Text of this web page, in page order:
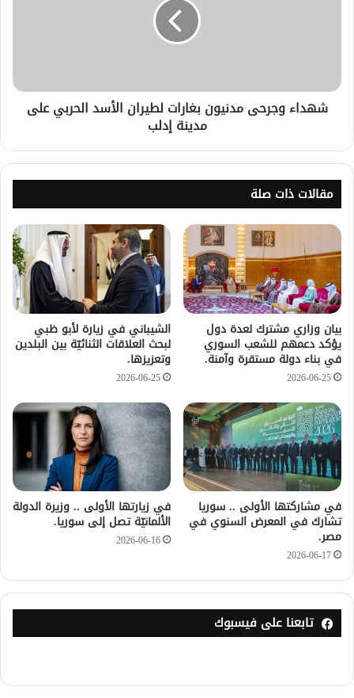
شهداء وجرحى مدنيون بغارات لطيران الأسد الحربي على
مدينة إدلب
مقالات ذات صلة
بيان وزاري مشترك لعدة دول
يؤكد دعمهم للشعب السوري
في بناء دولة مستقرة وآمنة.
2026-06-25
الشيباني في زيارة لأبو ظبي
لبحث العلاقات الثنائيّة بين البلدين
وتعزيزها.
2026-06-25
في مشاركتها الأولى .. سوريا
تشارك في المعرض السنوي في
مصر.
2026-06-17
في زيارتها الأولى .. وزيرة الدولة
الألمانيّة تصل إلى سوريا.
2026-06-16
تابعنا على فيسبوك